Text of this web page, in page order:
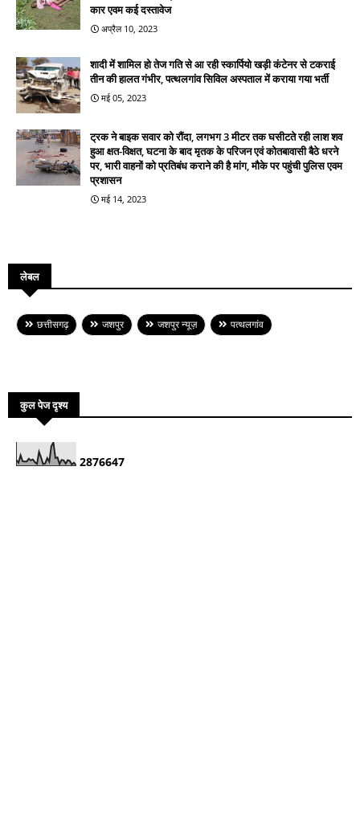
कार एवम कई दस्तावेज
अप्रैल 10, 2023
शादी में शामिल हो तेज गति से आ रही स्कार्पियो खड़ी कंटेनर से टकराई
तीन की हालत गंभीर, पत्थलगांव सिविल अस्पताल में कराया गया भर्ती
मई 05, 2023
ट्रक ने बाइक सवार को रौंदा, लगभग 3 मीटर तक घसीटते रही लाश शव
हुआ क्षत-विक्षत, घटना के बाद मृतक के परिजन एवं कोतबावासी बैठे धरने
पर, भारी वाहनों को प्रतिबंध कराने की है मांग, मौके पर पहुंची पुलिस एवम
प्रशासन
मई 14, 2023
लेबल
छत्तीसगढ़ जशपुर जशपुर न्यूज़ पत्थलगांव
कुल पेज दृश्य
2876647